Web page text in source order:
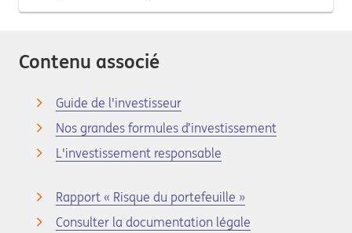
Contenu associé
Guide de l'investisseur
Nos grandes formules d’investissement
L'investissement responsable
Rapport « Risque du portefeuille »
Consulter la documentation légale